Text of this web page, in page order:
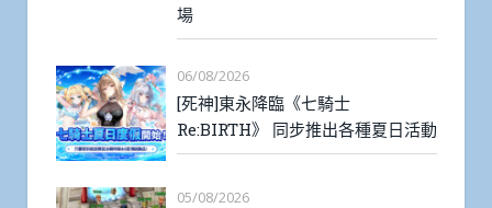
場
06/08/2026
[死神]東永降臨《七騎士
Re:BIRTH》 同步推出各種夏日活動
05/08/2026